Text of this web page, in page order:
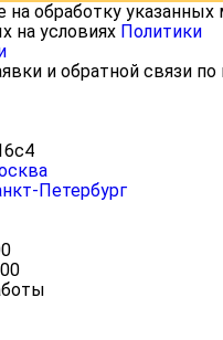
на обработку
на условиях Политики
и обратной связи по
Петербург